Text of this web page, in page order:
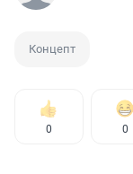
Концепт
0 0